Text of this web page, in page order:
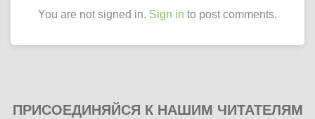
You are not signed in. Sign in to post comments.
ПРИСОЕДИНЯЙСЯ К НАШИМ ЧИТАТЕЛЯМ